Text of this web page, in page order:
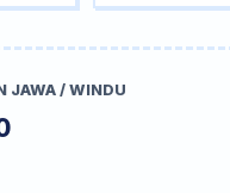
JAWA / WINDU